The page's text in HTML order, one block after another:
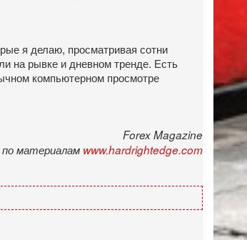
я делаю, просматривая сотни
на рывке и дневном тренде. Есть
компьютерном просмотре
Forex Magazine
по материалам www.hardrightedge.com